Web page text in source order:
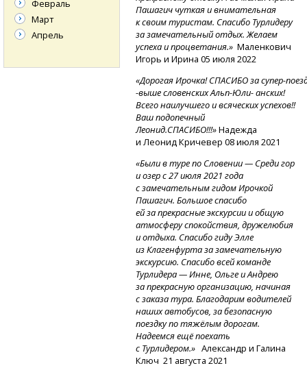
Пашагич чуткая и внимательная
к своим туристам. Спасибо Турлидеру
за замечательный отдых. Желаем
успеха и процветания.» Маленкович
Игорь и Ирина 05 июля 2022
«ДорогаяИрочка!СПАСИБОза супер-
-вышесловенскихАльп-Юли-анских!
Всего наилучшего и всяческих успехов!!
Ваш подопечный
Леонид.СПАСИБО!!!»Надежда
и Леонид Кричевер 08 июля 2021
«Были в туре по Словении — Среди гор
и озер с 27 июля 2021 года
с замечательным гидом Ирочкой
Пашагич. Большое спасибо
ей за прекрасные экскурсии и общую
атмосферу спокойствия, дружелюбия
и отдыха. Спасибо гиду Элле
из Клагенфурта за замечательную
экскурсию. Спасибо всей команде
Турлидера — Инне, Ольге и Андрею
за прекрасную организацию, начиная
с заказа тура. Благодарим водителей
наших автобусов, за безопасную
поездку по тяжёлым дорогам.
Надеемся ещё поехать
с Турлидером.» Александр и Галина
Ключ 21 августа 2021
Февраль
Март
Апрель